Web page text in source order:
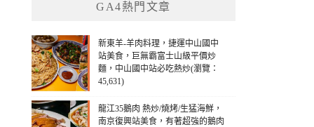
GA4熱門文章
新東羊-羊肉料理，捷運中山國中
站美食，巨無霸富士山級平價炒
麵，中山國中站必吃熱炒(瀏覽：
45,631)
龍江35鵝肉 熱炒/燒烤/生猛海鮮，
南京復興站美食，有著超強的鵝肉